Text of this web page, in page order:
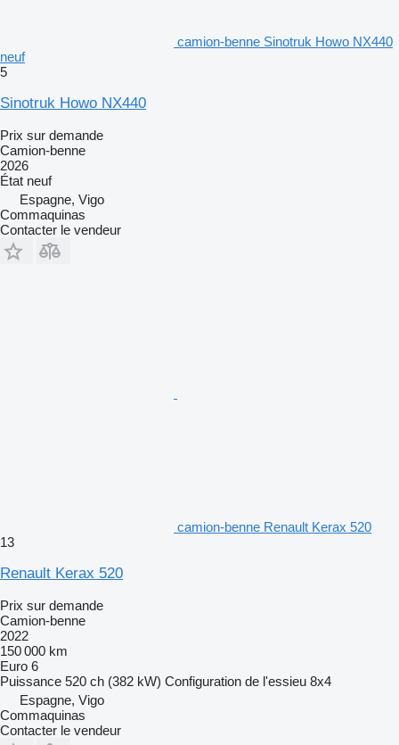
camion-benne Sinotruk Howo NX440
neuf
5
Sinotruk Howo NX440
Prix sur demande
Camion-benne
2026
État neuf
Espagne, Vigo
Commaquinas
Contacter le vendeur
camion-benne Renault Kerax 520
13
Renault Kerax 520
Prix sur demande
Camion-benne
2022
150 000 km
Euro 6
Puissance 520 ch (382 kW) Configuration de l'essieu 8x4
Espagne, Vigo
Commaquinas
Contacter le vendeur